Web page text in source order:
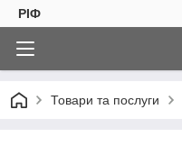
РІФ
Товари та послуги